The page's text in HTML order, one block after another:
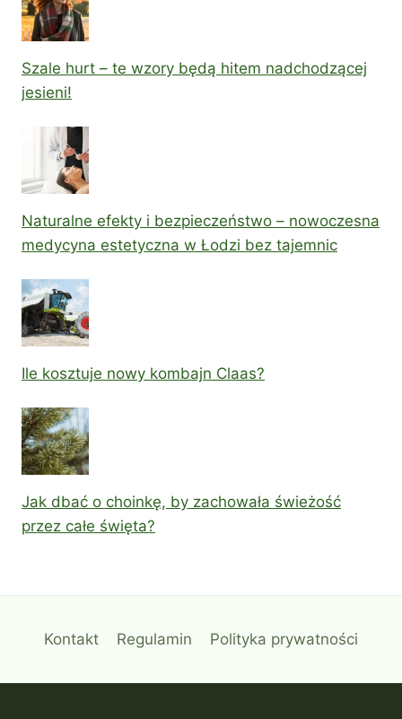
Szale hurt – te wzory będą hitem nadchodzącej
jesieni!
Naturalne efekty i bezpieczeństwo – nowoczesna
medycyna estetyczna w Łodzi bez tajemnic
Ile kosztuje nowy kombajn Claas?
Jak dbać o choinkę, by zachowała świeżość
przez całe święta?
Kontakt Regulamin Polityka prywatności